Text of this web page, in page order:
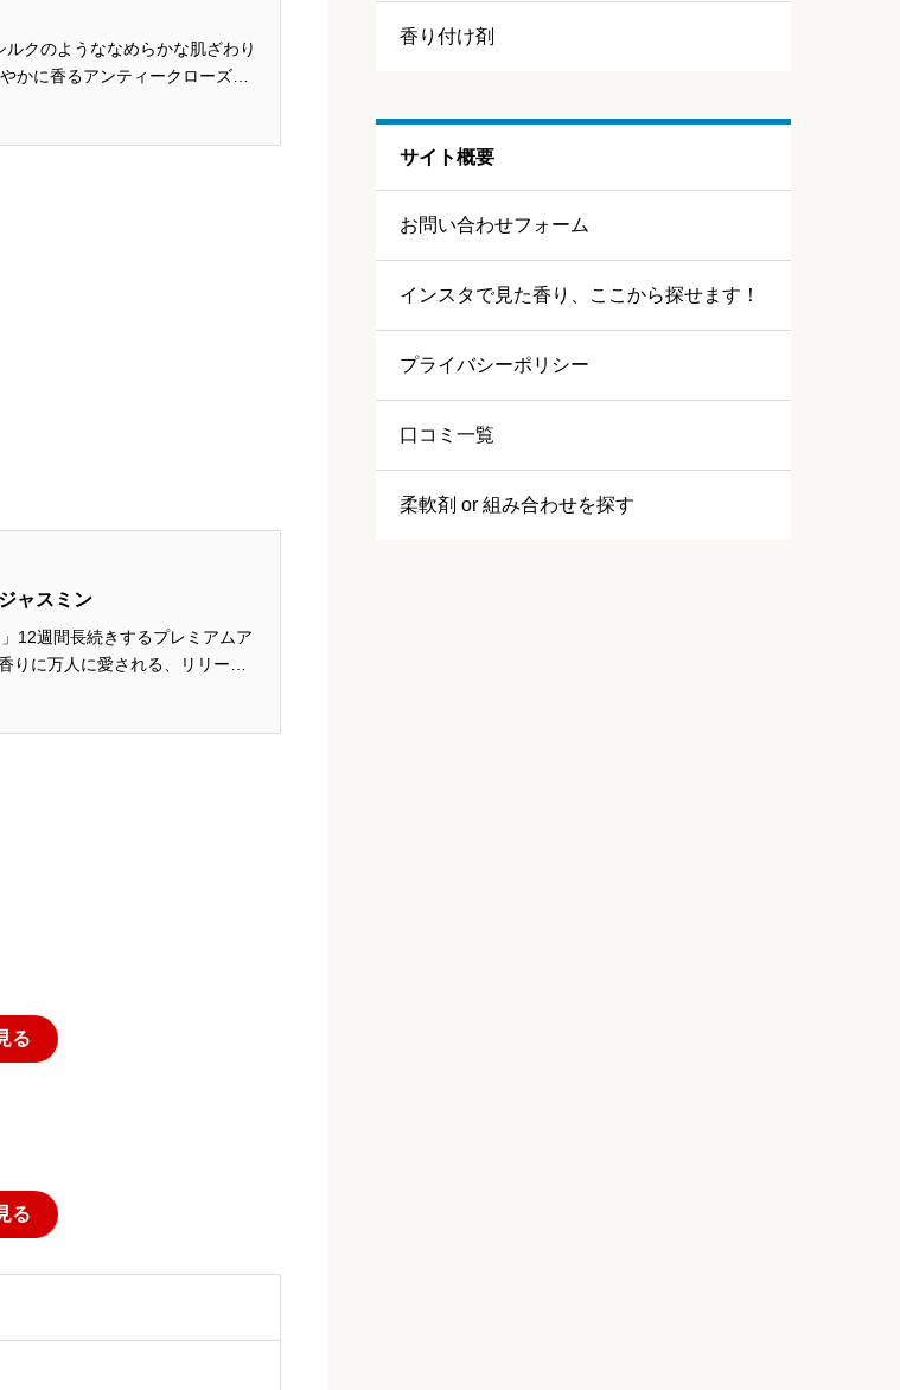
クのようななめらかな肌ざわり
かに香るアンティークローズロ
ャスミン
12週間長続きするプレミアムア
りに万人に愛される、リリーと
る
る
香り付け剤
サイト概要
お問い合わせフォーム
インスタで見た香り、ここから探せます！
プライバシーポリシー
口コミ一覧
柔軟剤 or 組み合わせを探す